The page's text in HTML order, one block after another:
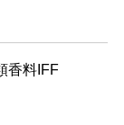
香料IFF